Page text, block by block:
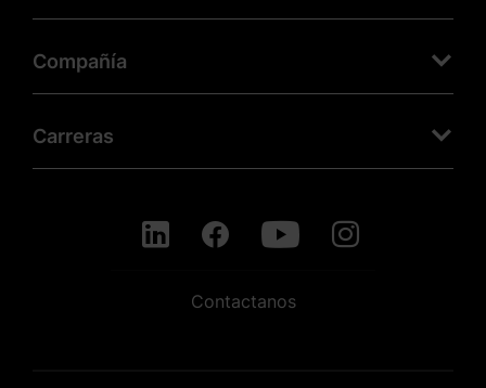
Compañía
Carreras
Contactanos